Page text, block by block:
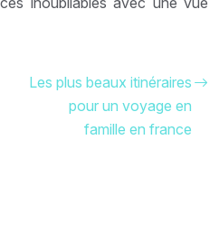
Les plus beaux itinéraires
pour un voyage en
famille en france